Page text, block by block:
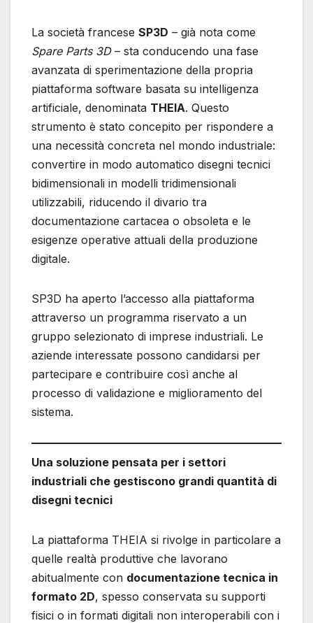
La società francese SP3D – già nota come
Spare Parts 3D– sta conducendo una fase
avanzata di sperimentazione della propria
piattaforma software basata su intelligenza
artificiale, denominata THEIA. Questo
strumento è stato concepito per rispondere a
una necessità concreta nel mondo industriale:
convertire in modo automatico disegni tecnici
bidimensionali in modelli tridimensionali
utilizzabili, riducendo il divario tra
documentazione cartacea o obsoleta e le
esigenze operative attuali della produzione
digitale.
SP3D ha aperto l’accesso alla piattaforma
attraverso un programma riservato a un
gruppo selezionato di imprese industriali. Le
aziende interessate possono candidarsi per
partecipare e contribuire così anche al
processo di validazione e miglioramento del
sistema.
Una soluzione pensata per i settori
industriali che gestiscono grandi quantità di
disegni tecnici
La piattaforma THEIA si rivolge in particolare a
quelle realtà produttive che lavorano
abitualmente con documentazione tecnica in
formato 2D, spesso conservata su supporti
fisici o in formati digitali non interoperabili con i